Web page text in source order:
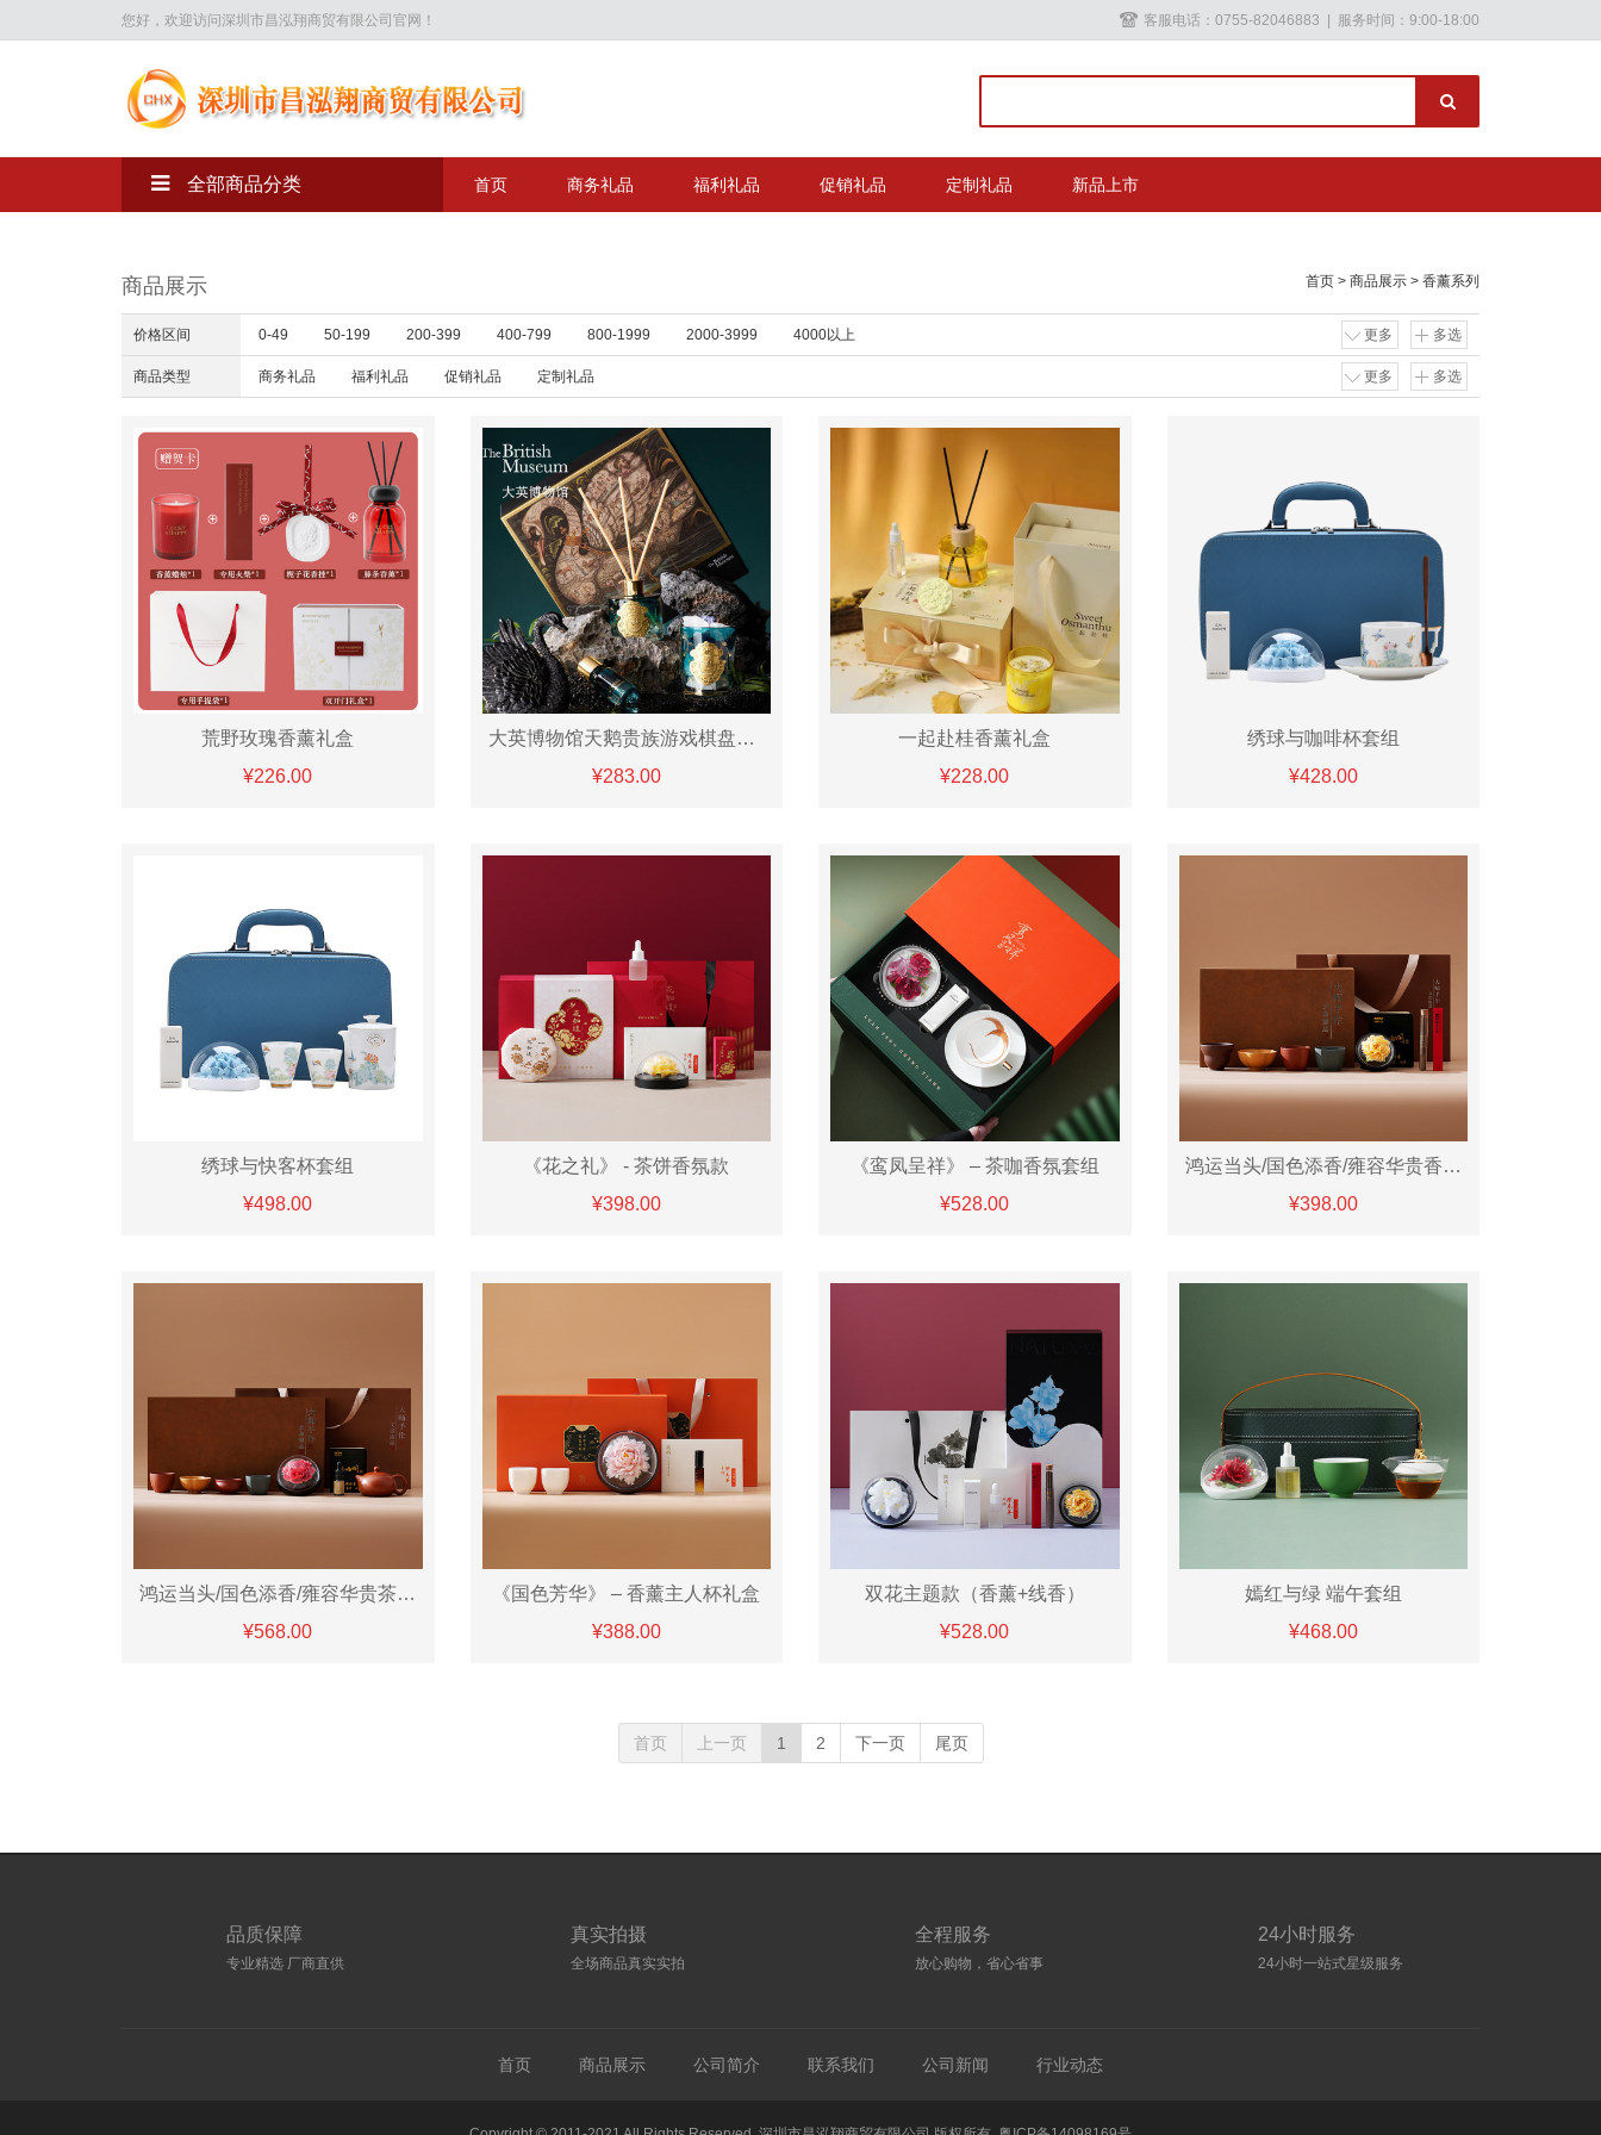
您好，欢迎访问深圳市昌泓翔商贸有限公司官网！ 客服电话：0755-82046883 | 服务时间：9:00-18:00
全部商品分类 首页 商务礼品 福利礼品 促销礼品 定制礼品 新品上市
商品展示 首页 > 商品展示 > 香薰系列
价格区间 0-49 50-199 200-399 400-799 800-1999 2000-3999 4000以上 更多 多选
商品类型 商务礼品 福利礼品 促销礼品 定制礼品 更多 多选
荒野玫瑰香薰礼盒
¥226.00
大英博物馆天鹅贵族游戏棋盘系列香薰晶石香氛散香礼盒-晚香玉
¥283.00
一起赴桂香薰礼盒
¥228.00
绣球与咖啡杯套组
¥428.00
绣球与快客杯套组
¥498.00
《花之礼》 - 茶饼香氛款
¥398.00
《鸾凤呈祥》 – 茶咖香氛套组
¥528.00
鸿运当头/国色添香/雍容华贵香插套组
¥398.00
鸿运当头/国色添香/雍容华贵茶壶套组
¥568.00
《国色芳华》 – 香薰主人杯礼盒
¥388.00
双花主题款（香薰+线香）
¥528.00
嫣红与绿 端午套组
¥468.00
首页 上一页 1 2 下一页 尾页
品质保障
专业精选 厂商直供
真实拍摄
全场商品真实实拍
全程服务
放心购物，省心省事
24小时服务
24小时一站式星级服务
首页 商品展示 公司简介 联系我们 公司新闻 行业动态